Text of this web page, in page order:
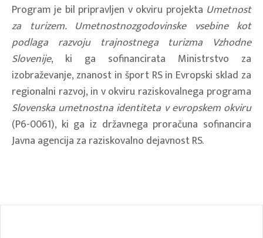
Program je bil pripravljen v okviru projekta Umetnost
za turizem. Umetnostnozgodovinske vsebine kot
podlaga razvoju trajnostnega turizma Vzhodne
Slovenije, ki ga sofinancirata Ministrstvo za
izobraževanje, znanost in šport RS in Evropski sklad za
regionalni razvoj, in v okviru raziskovalnega programa
Slovenska umetnostna identiteta v evropskem okviru
(P6-0061), ki ga iz državnega proračuna sofinancira
Javna agencija za raziskovalno dejavnost RS.